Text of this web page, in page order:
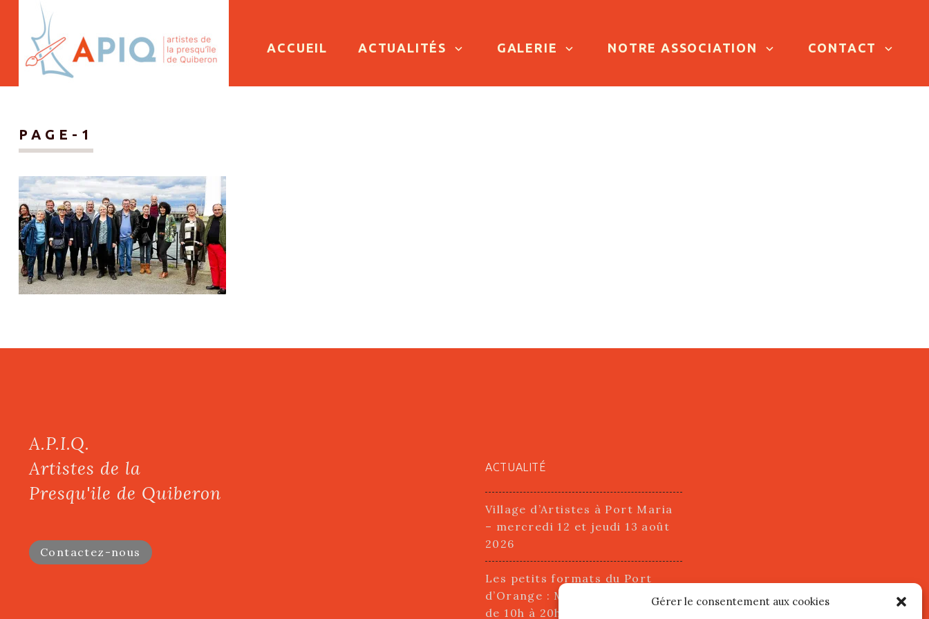
Gérer le consentement aux cookies
ACCUEIL ACTUALITÉS GALERIE NOTRE ASSOCIATION CONTACT
PAGE-1
A.P.I.Q.
Artistes de la
Presqu'ile de Quiberon
Contactez-nous
ACTUALITÉ
Village d’Artistes à Port Maria
– mercredi 12 et jeudi 13 août
2026
Les petits formats du Port
d’Orange : Mercredi 22 juillet
de 10h à 20h